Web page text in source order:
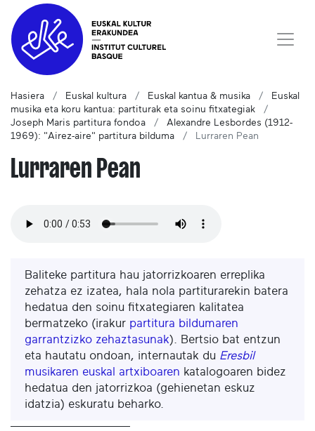
Hasiera Euskal kultura Euskal kantua & musika
Euskal
musika eta koru kantua: partiturak eta soinu fitxategiak
Joseph Maris partitura fondoa
Alexandre Lesbordes (1912-
1969): "Airez-aire" partitura bilduma
Lurraren Pean
Lurraren Pean
Baliteke partitura hau jatorrizkoaren erreplika
zehatza ez izatea, hala nola partiturarekin batera
hedatua den soinu fitxategiaren kalitatea
bermatzeko (irakur partitura bildumaren
garrantzizko zehaztasunak). Bertsio bat entzun
eta hautatu ondoan, internautak du Eresbil
musikaren euskal artxiboaren katalogoaren bidez
hedatua den jatorrizkoa (gehienetan eskuz
idatzia) eskuratu beharko.